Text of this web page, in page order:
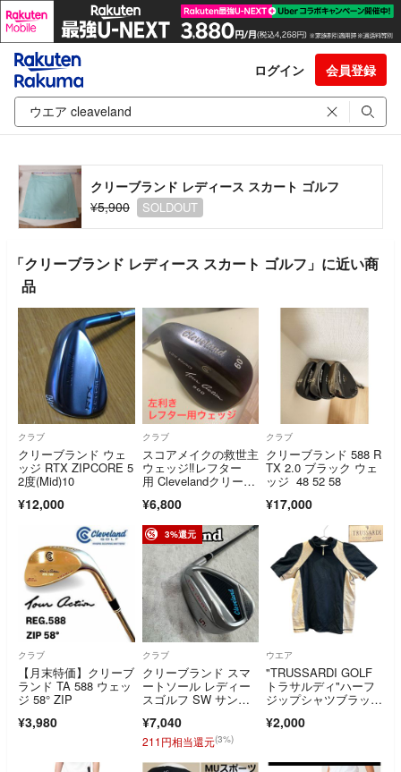
ログイン 会員登録
クリーブランド レディース スカート ゴルフ
¥5,900
SOLDOUT
「クリーブランド レディース スカート ゴルフ」に近い商
品
クラブ
クリーブランド ウェ
ッジ RTX ZIPCORE 5
2度(Mid)10
¥12,000
クラブ
スコアメイクの救世主
ウェッジ‼️レフター
用 Clevelandクリーブ
¥6,800
クラブ
クリーブランド 588 R
TX 2.0 ブラック ウェ
ッジ 48 52 58
¥17,000
クラブ
【月末特価】クリーブ
ランド TA 588 ウェッ
ジ 58° ZIP
¥3,980
3%還元
クラブ
クリーブランド スマ
ートソール レディー
スゴルフ SW サンド
eveland SMART SOL
E
¥7,040
211円相当還元(3%)
ウエア
"TRUSSARDI GOLF
トラサルディ"ハーフ
ジップシャツブラック
¥2,000